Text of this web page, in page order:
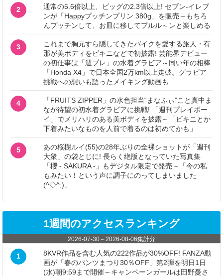
2
通常の5.6倍以上、ビッグの2.3倍以上! セブン‐イレブ
ンが「Happyプッチンプリン 380g」を販売～もちろ
んプッチンして、お皿に移してプルル～ンと楽しめる
3
これまで胸元すら隠してきたバイクを愛する旅人・有
那が美ボディをビキニなどで初披露! 芸能界デビュー
の初仕事は「週プレ」の水着グラビア～同い年の相棒
「Honda X4」で日本全国2万km以上走破。グラビア
挑戦への想いも語ったメイキング動画も
4
「FRUITS ZIPPER」の水色担当“まなふぃ”こと真中ま
なが待望の初水着グラビアに挑戦! 「週刊プレイボー
イ」でメリハリのある美ボディを披露～「ビキニとか
下着みたいなものを人前で着るのは初めてかも」
5
あの桜樹ルイ(55)の28年ぶりの全裸ショットが「週刊
大衆」の袋とじに! 長らく絶版となっていた写真集
「櫻 - SAKURA -」もデジタル限定で発売～「今の私
もみたい！という声に調子にのってしまいました
(^◇^;)」
1週間のアクセスランキング
2026-07-30～2026-08-06集計分
1
8KVR作品を含む人気の222作品が30%OFF! FANZA動
画が「春のパンツまつり30％OFF」第2弾を明日1日
(水)朝9:59まで開催～キャンペーンガールは田野憂さ